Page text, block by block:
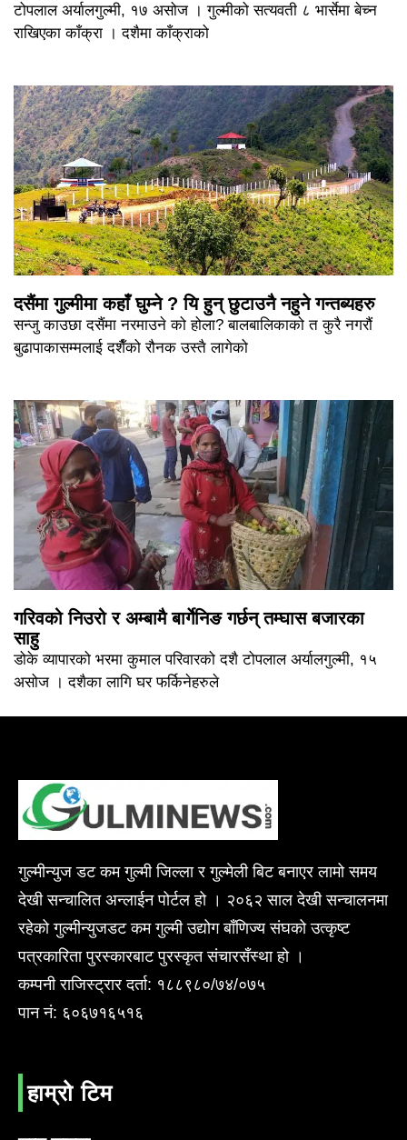
टोपलाल अर्यालगुल्मी, १७ असोज । गुल्मीको सत्यवती ८ भार्सेमा बेच्न
राखिएका काँक्रा । दशैमा काँक्राको
दसैंमा गुल्मीमा कहाँ घुम्ने ? यि हुन् छुटाउनै नहुने गन्तब्यहरु
सन्जु काउछा दसैंमा नरमाउने को होला? बालबालिकाको त कुरै नगरौं
बुढापाकासम्मलाई दशैँको रौनक उस्तै लागेको
गरिवको निउरो र अम्बामै बार्गेनिङ गर्छन् तम्घास बजारका
साहु
डोके व्यापारको भरमा कुमाल परिवारको दशै टोपलाल अर्यालगुल्मी, १५
असोज । दशैका लागि घर फर्किनेहरुले
गुल्मीन्युज डट कम गुल्मी जिल्ला र गुल्मेली बिट बनाएर लामो समय
देखी सन्चालित अन्लाईन पोर्टल हो । २०६२ साल देखी सन्चालनमा
रहेको गुल्मीन्युजडट कम गुल्मी उद्योग बाँणिज्य संघको उत्कृष्ट
पत्रकारिता पुरस्कारबाट पुरस्कृत संचारसँस्था हो ।
कम्पनी राजिस्ट्रार दर्ता: १८८९८०/७४/०७५
पान नं: ६०६७१६५१६
हाम्रो टिम